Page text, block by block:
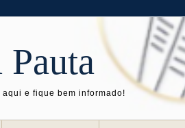
e fique bem informado!